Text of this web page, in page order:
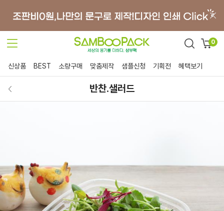
0
신상품 BEST 소량구매 맞춤제작 샘플신청 기획전 혜택보기
반찬.샐러드